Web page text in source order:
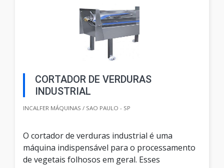
CORTADOR DE VERDURAS
INDUSTRIAL
INCALFER MÁQUINAS / SAO PAULO - SP
O cortador de verduras industrial é uma
máquina indispensável para o processamento
de vegetais folhosos em geral. Esses